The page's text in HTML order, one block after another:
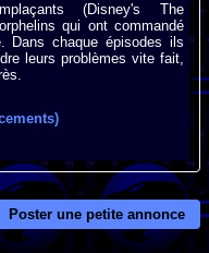
(Disney's The
qui ont commandé
Dans chaque épisodes ils
leurs problèmes vite fait,
Poster une petite annonce